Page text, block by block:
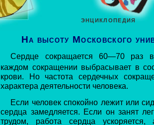
ЭНЦИКЛОПЕДИЯ
На высоту Московского
Сердце сокращается 60—70 раз
каждом сокращении выбрасывает в
крови. Но частота сердечных
характера деятельности человека.
Если человек спокойно лежит или
сердца замедляется. Если он занят
трудом, работа сердца